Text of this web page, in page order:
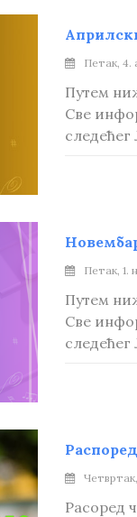
Петак, 4.
Путем
Све
Петак, 1.
Путем
Све
Расоред